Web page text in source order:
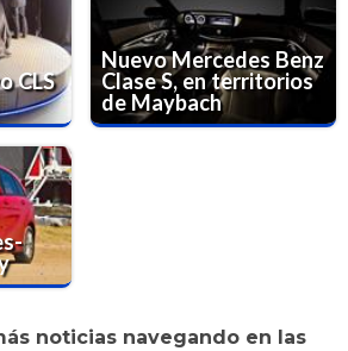
CLS
Nuevo Mercedes Benz
Clase S, en territorios
de Maybach
noticias navegando en las